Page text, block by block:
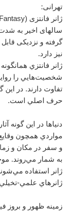
تهرانی:
سالهای اخیر به شدت
گرفته و نزدیکی
نیز دارد.
ژانر فانتزي
شخصيت‌هايي را
تفاوت دارند. در
حرف اصلي است.
دنياها در اين گونه
مواردي همچون
و سفر در مكان و
به شمار مي‌روند.
ژانر استفاده
ژانرهاي علمي-